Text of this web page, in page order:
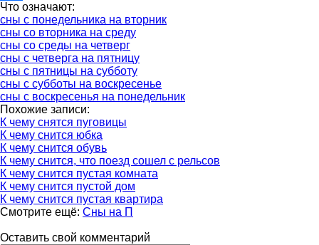
Отправить
Что означают:
сны с понедельника на вторник
сны со вторника на среду
сны со среды на четверг
сны с четверга на пятницу
сны с пятницы на субботу
сны с субботы на воскресенье
сны с воскресенья на понедельник
Похожие записи:
К чему снятся пуговицы
К чему снится юбка
К чему снится обувь
К чему снится, что поезд сошел с рельсов
К чему снится пустая комната
К чему снится пустой дом
К чему снится пустая квартира
Смотрите ещё: Сны на П
Оставить свой комментарий